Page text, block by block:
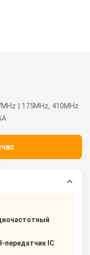
| 175MHz, 410MHz
передатчик IC